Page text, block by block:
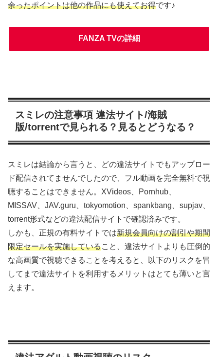
余ったポイントは他の作品にも使えてお得です♪
FANZA TVの詳細
スミレの注意事項 違法サイト/海賊
版/torrentで見られる？見るとどうなる？
スミレは結論から言うと、どの違法サイトでもアップロー
ド配信されてませんでしたので、フル動画を完全無料で視
聴することはできません。XVideos、Pornhub、
MISSAV、JAV.guru、tokyomotion、spankbang、supjav、
torrent形式などの違法配信サイトで確認済みです。
しかも、正規の有料サイトでは新規会員向けの割引や期間
限定セールを実施していること、違法サイトよりも圧倒的
な高画質で視聴できることを考えると、以下のリスクを冒
してまで違法サイトを利用するメリットはとても薄いと言
えます。